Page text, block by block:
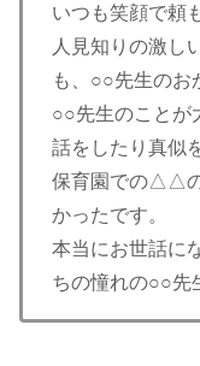
いつも笑顔で頼
人見知りの激
も、○○先生のお
○○先生のことが
話をしたり真似
保育園での△△
かったです。
本当にお世話に
ちの憧れの○○先